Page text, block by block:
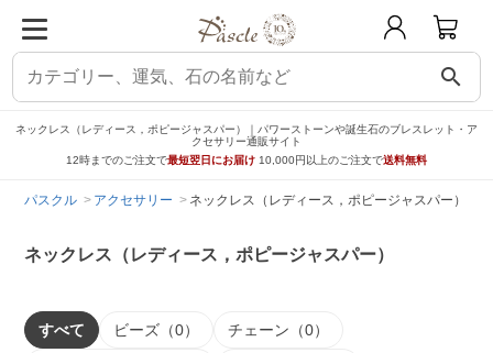
search
ネックレス（レディース，ポピージャスパー）｜パワーストーンや誕生石のブレスレット・ア
クセサリー通販サイト
12時までのご注文で最短翌日にお届け 10,000円以上のご注文で送料無料
パスクル アクセサリー ネックレス（レディース，ポピージャスパー）
ネックレス（レディース，ポピージャスパー）
すべて ビーズ（0） チェーン（0）